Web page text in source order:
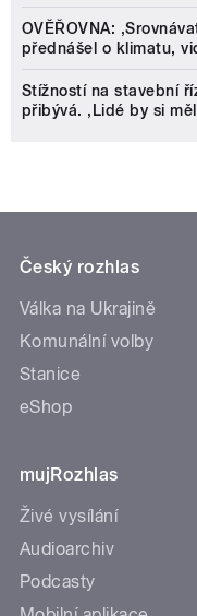
OVĚŘOVNA:
přednášel o klimatu,
Stížností na stavební
přibývá. ‚Lidé by si
Český rozhlas
Válka na Ukrajině
Komunální volby
Stanice
eShop
mujRozhlas
Živé vysílání
Audioarchiv
Podcasty